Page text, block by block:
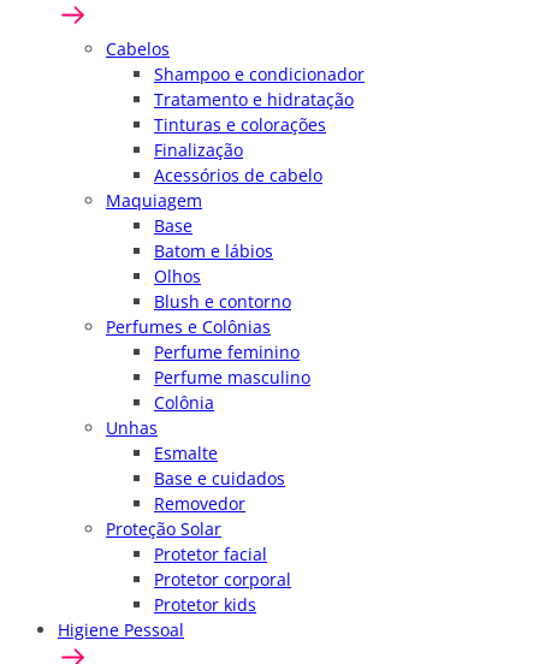
Cabelos
Shampoo e condicionador
Tratamento e hidratação
Tinturas e colorações
Finalização
Acessórios de cabelo
Maquiagem
Base
Batom e lábios
Olhos
Blush e contorno
Perfumes e Colônias
Perfume feminino
Perfume masculino
Colônia
Unhas
Esmalte
Base e cuidados
Removedor
Proteção Solar
Protetor facial
Protetor corporal
Protetor kids
Higiene Pessoal